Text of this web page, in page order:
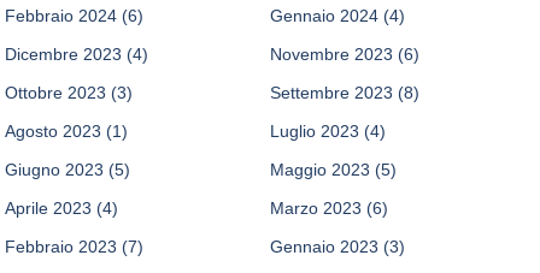
Febbraio 2024 (6) Gennaio 2024 (4)
Dicembre 2023 (4) Novembre 2023 (6)
Ottobre 2023 (3) Settembre 2023 (8)
Agosto 2023 (1) Luglio 2023 (4)
Giugno 2023 (5) Maggio 2023 (5)
Aprile 2023 (4) Marzo 2023 (6)
Febbraio 2023 (7) Gennaio 2023 (3)